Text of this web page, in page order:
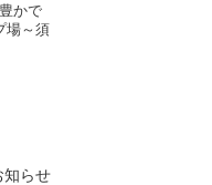
かで
場～須
知らせ